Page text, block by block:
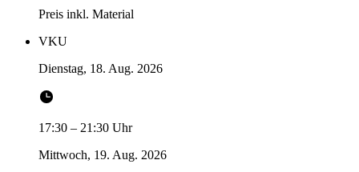
Preis inkl. Material
VKU
Dienstag, 18. Aug. 2026
17:30 – 21:30 Uhr
Mittwoch, 19. Aug. 2026